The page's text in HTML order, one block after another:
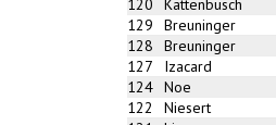
120
Kattenbusch
129
Breuninger
128
Breuninger
127
Izacard
124 Noe
122
Niesert